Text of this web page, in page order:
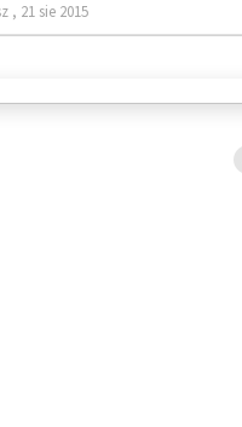
, 21 sie 2015